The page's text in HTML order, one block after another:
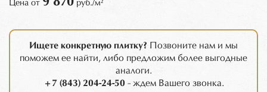
Цена от руб./м²
Ищете конкретную плитку? Позвоните нам и мы
поможем ее найти, либо предложим более выгодные
аналоги.
+7 (843) 204-24-50 - ждем Вашего звонка.